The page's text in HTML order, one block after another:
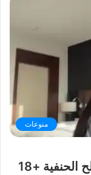
منوعات
مشاهدة مقطع ميرا النوري مع مصلح الحنفية +18